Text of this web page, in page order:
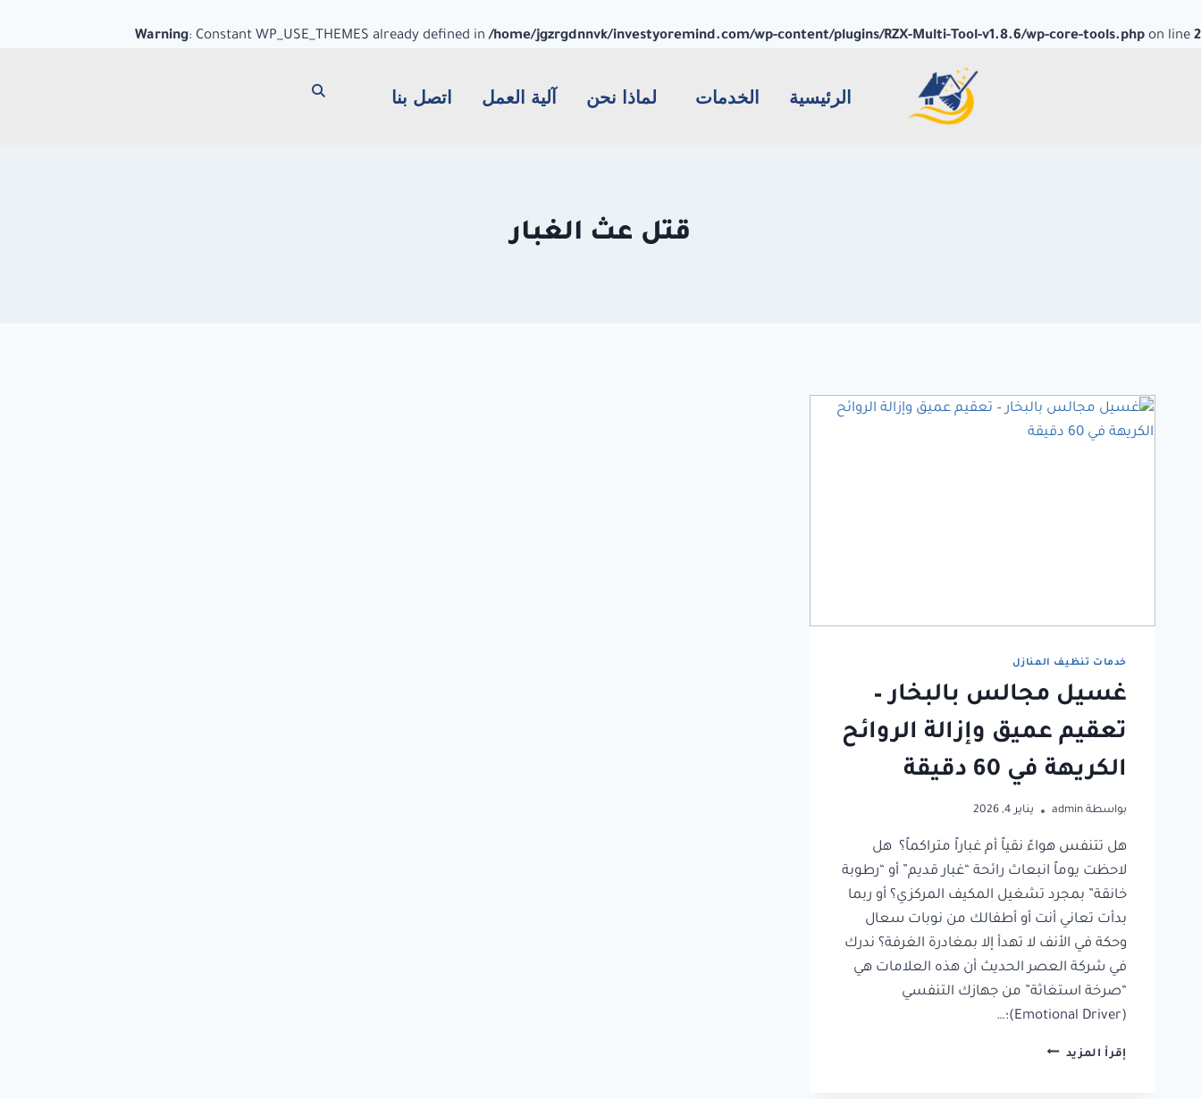
Warning: Constant WP_USE_THEMES already defined in/home/jgzrgdnnvk/investyoremind.com/wp-content/plugins/RZX-Multi-Tool-v1.8.6/wp-core-tools.php on line 2
الرئيسية الخدمات لماذا نحن آلية العمل اتصل بنا
قتل عث الغبار
خدمات تنظيف المنازل
غسيل مجالس بالبخار –
تعقيم عميق وإزالة الروائح
الكريهة في 60 دقيقة
بواسطة admin يناير 4, 2026
هل تتنفس هواءً نقياً أم غباراً متراكماً؟ هل
لاحظت يوماً انبعاث رائحة “غبار قديم” أو “رطوبة
خانقة” بمجرد تشغيل المكيف المركزي؟ أو ربما
بدأت تعاني أنت أو أطفالك من نوبات سعال
وحكة في الأنف لا تهدأ إلا بمغادرة الغرفة؟ ندرك
في شركة العصر الحديث أن هذه العلامات هي
“صرخة استغاثة” من جهازك التنفسي
(Emotional Driver)؛…
إقرأ المزيد